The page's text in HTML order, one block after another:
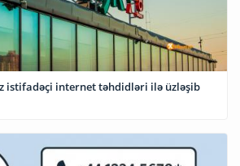
istifadəçi internet təhdidləri ilə üzləşib